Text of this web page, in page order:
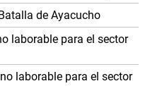
de Ayacucho
laborable para el sector
laborable para el sector